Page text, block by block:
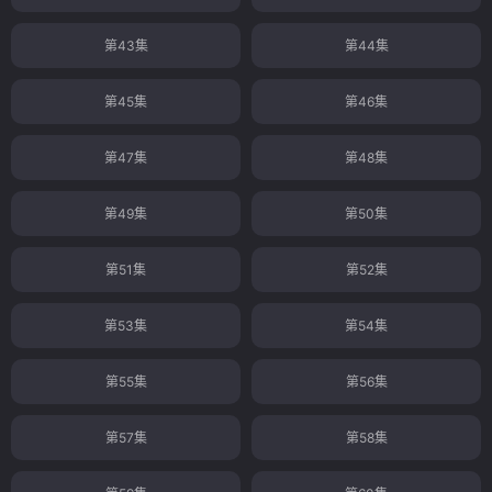
第43集 第44集
第45集 第46集
第47集 第48集
第49集 第50集
第51集 第52集
第53集 第54集
第55集 第56集
第57集 第58集